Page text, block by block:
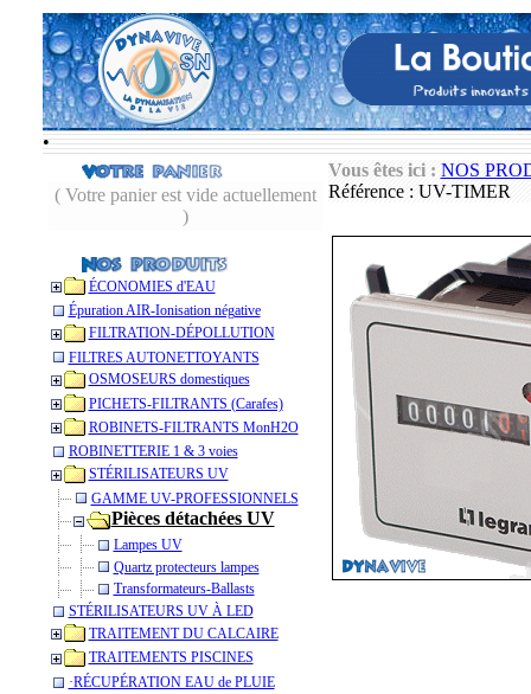
•
( Votre panier est vide actuellement
)
ÉCONOMIES d'EAU
Épuration AIR-Ionisation négative
FILTRATION-DÉPOLLUTION
FILTRES AUTONETTOYANTS
OSMOSEURS domestiques
PICHETS-FILTRANTS (Carafes)
ROBINETS-FILTRANTS MonH2O
ROBINETTERIE 1 & 3 voies
STÉRILISATEURS UV
GAMME UV-PROFESSIONNELS
Pièces détachées UV
Lampes UV
Quartz protecteurs lampes
Transformateurs-Ballasts
STÉRILISATEURS UV À LED
TRAITEMENT DU CALCAIRE
TRAITEMENTS PISCINES
­·RÉCUPÉRATION EAU de PLUIE
Vous êtes ici : NOS
Référence : UV-TIMER